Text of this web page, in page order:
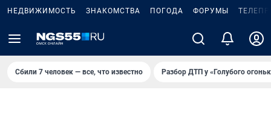
НЕДВИЖИМОСТЬ ЗНАКОМСТВА ПОГОДА ФОРУМЫ
Сбили 7 человек — все, что известно Разбор ДТП у «Голубого